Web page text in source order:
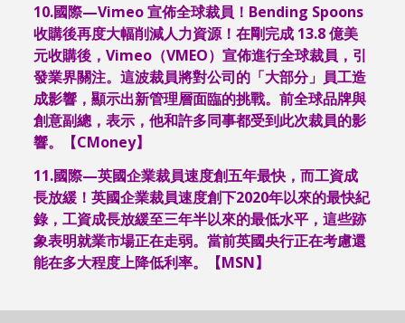
10.國際—Vimeo宣佈全球裁員！ Bending Spoons
收購後再度大幅削減人力資源！在剛完成 13.8億美
元收購後，Vimeo （VMEO）宣佈進行全球裁員，引
發業界關注。這波裁員將對公司的「大部分」員工造
成影響，顯示出新管理層面臨的挑戰。前全球品牌與
創意副總，表示，他和許多同事都受到此次裁員的影
響。【CMoney】
11.國際—英國企業裁員速度創五年最快，而工資成
長放緩！英國企業裁員速度創下2020年以來的最快紀
錄，工資成長放緩至三年半以來的最低水平，這些跡
象表明就業市場正在走弱。當前英國央行正在考慮還
能在多大程度上降低利率。【MSN】